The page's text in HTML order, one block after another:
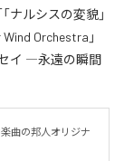
ナルシスの変貌」
Orchestra」
セイ ―永遠の瞬間
曲の邦人オリジナ